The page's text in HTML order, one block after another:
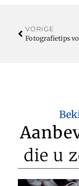
VORIGE
die u